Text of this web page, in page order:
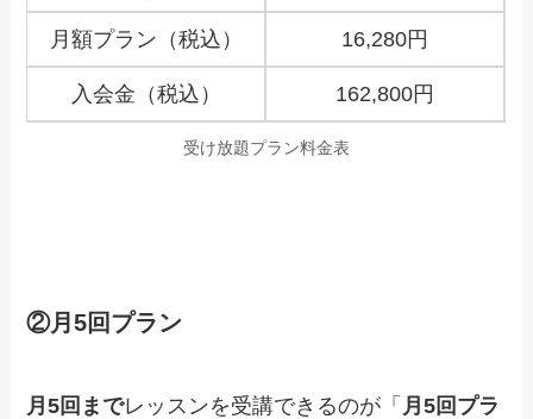
月額プラン（税込） 16,280円
入会金（税込） 162,800円
受け放題プラン料金表
②月5回プラン
月5回までレッスンを受講できるのが「 月5回プラ